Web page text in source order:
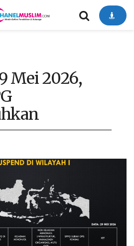
Mei 2026,